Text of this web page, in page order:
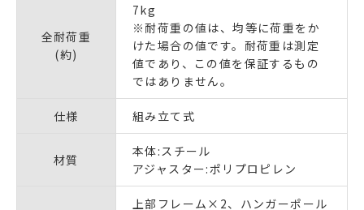
全耐荷重
(約)
7kg
※耐荷重の値は、均等に荷重をか
けた場合の値です。耐荷重は測定
値であり、この値を保証するもの
ではありません。
仕様 組み立て式
材質
本体:スチール
アジャスター:ポリプロピレン
上部フレーム×2、ハンガーポール